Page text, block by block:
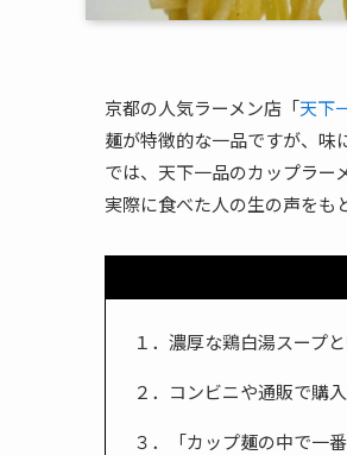
京都の人気ラーメン店「天下
麺が特徴的な一品ですが、味
では、天下一品のカップラー
実際に食べた人の生の声をも
１．濃厚な鶏白湯スープ
２．コンビニや通販で購
３．「カップ麺の中で一